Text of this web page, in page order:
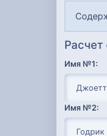
Имя №1:
Имя №2: